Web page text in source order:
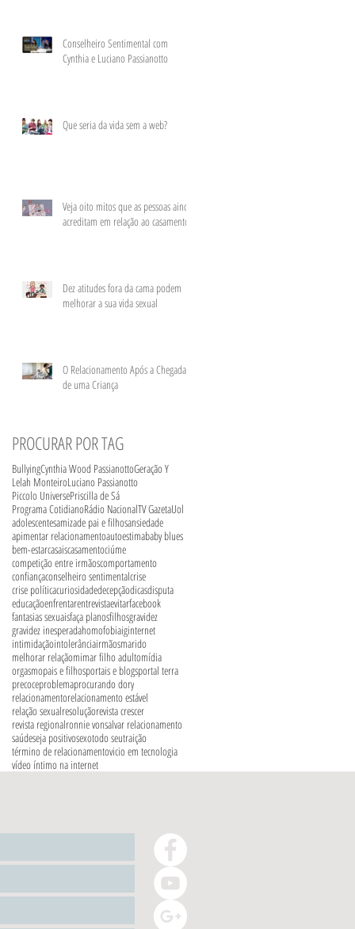
Conselheiro Sentimental com
Cynthia e Luciano Passianotto
​Que seria da vida sem a web?
Veja oito mitos que as pessoas ainda
acreditam em relação ao casamento
Dez atitudes fora da cama podem
melhorar a sua vida sexual
​O Relacionamento Após a Chegada
de uma Criança
PROCURAR POR TAG
BullyingCynthia Wood PassianottoGeração Y
Lelah MonteiroLuciano Passianotto
Piccolo UniversePriscilla de Sá
Programa CotidianoRádio NacionalTV GazetaUol
adolescentesamizade pai e filhosansiedade
apimentar relacionamentoautoestimababy blues
bem-estarcasaiscasamentociúme
competição entre irmãoscomportamento
confiançaconselheiro sentimentalcrise
crise políticacuriosidadedecepçãodicasdisputa
educaçãoenfrentarentrevistaevitarfacebook
fantasias sexuaisfaça planosfilhosgravidez
gravidez inesperadahomofobiaiginternet
intimidaçãointolerânciairmãosmarido
melhorar relaçãomimar filho adultomídia
orgasmopais e filhosportais e blogsportal terra
precoceproblemaprocurando dory
relacionamentorelacionamento estável
relação sexualresoluçãorevista crescer
revista regionalronnie vonsalvar relacionamento
saúdeseja positivosexotodo seutraição
término de relacionamentovicio em tecnologia
vídeo íntimo na internet